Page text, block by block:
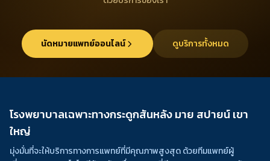
นัดหมายแพทย์ออนไลน์ ดูบริการทั้งหมด
โรงพยาบาลเฉพาะทางกระดูกสันหลัง มาย สปายน์ เขา
ใหญ่
มุ่งมั่นที่จะให้บริการทางการแพทย์ที่มีคุณภาพสูงสุด ด้วยทีมแพทย์ผู้